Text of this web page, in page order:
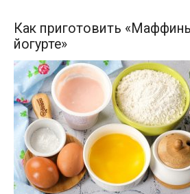
Как приготовить
йогурте»